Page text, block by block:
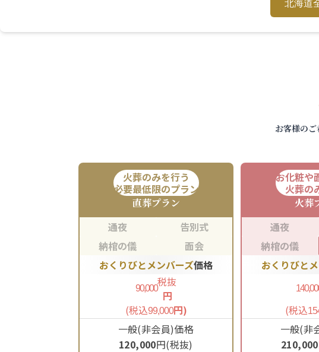
北海道
お客様のご
火葬のみを行う
必要最低限のプラン
直葬プラン
通夜
告別式
納棺の儀
面会
おくりびとメンバーズ価格
90,000税抜
円
(税込99,000円)
一般(非会員)価格
120,000円(税抜)
お化粧や
火葬の
火葬
通夜
納棺の儀
おくりびと
(税込
一般(非
210,000